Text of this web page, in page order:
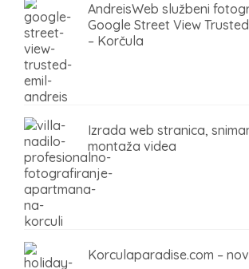
AndreisWeb službeni
Google Street View
– Korčula
Izrada web stranica,
montaža videa
Korculaparadise.com –